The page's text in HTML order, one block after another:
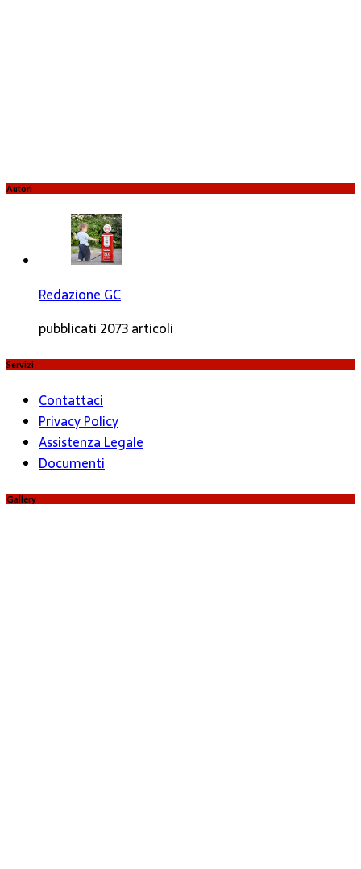
Autori
Redazione GC
pubblicati 2073 articoli
Servizi
Contattaci
Privacy Policy
Assistenza Legale
Documenti
Gallery